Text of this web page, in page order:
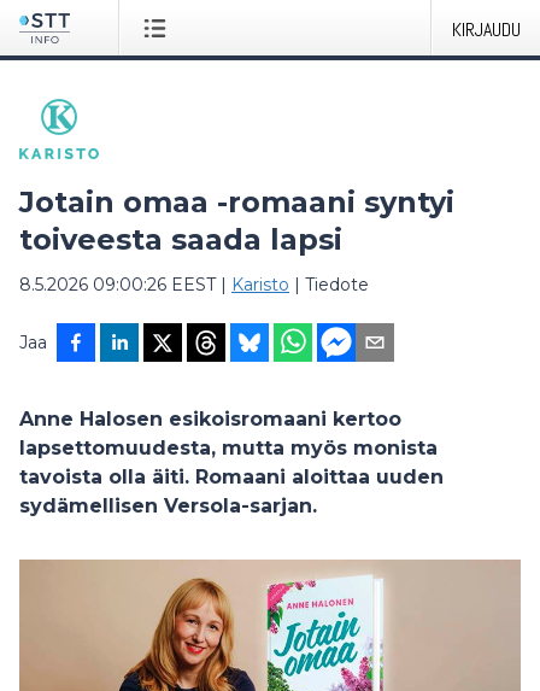
KIRJAUDU
Jotain omaa -romaani syntyi
toiveesta saada lapsi
8.5.2026 09:00:26 EEST| Karisto | Tiedote
Jaa
Anne Halosen esikoisromaani kertoo
lapsettomuudesta, mutta myös monista
tavoista olla äiti. Romaani aloittaa uuden
sydämellisen Versola-sarjan.